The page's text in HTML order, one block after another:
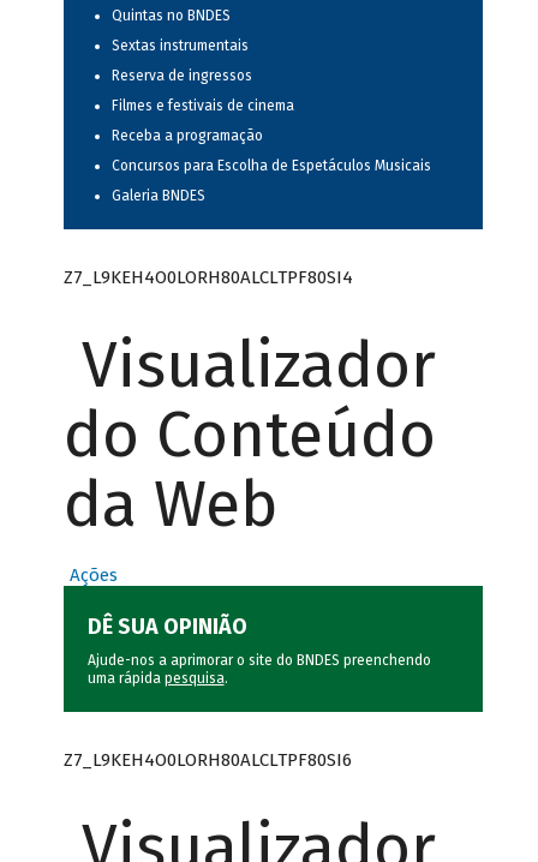
Quintas no BNDES
Sextas instrumentais
Reserva de ingressos
Filmes e festivais de cinema
Receba a programação
Concursos para Escolha de Espetáculos Musicais
Galeria BNDES
Z7_L9KEH4O0LORH80ALCLTPF80SI4
Visualizador
do Conteúdo
da Web
Ações
DÊ SUA OPINIÃO
Ajude-nos a aprimorar o site do BNDES preenchendo
uma rápida pesquisa.
Z7_L9KEH4O0LORH80ALCLTPF80SI6